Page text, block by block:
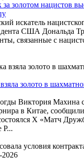
золотом нацистов
искатель
США Дональда
связанные с
золото в
Виктория Махина
в Китае,
X «Матч
Р...